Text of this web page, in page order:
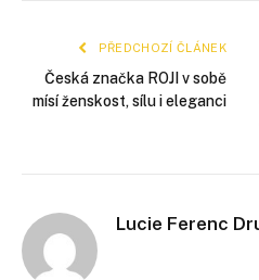
PŘEDCHOZÍ ČLÁNEK
Česká značka ROJI v sobě
mísí ženskost, sílu i eleganci
Lucie Ferenc